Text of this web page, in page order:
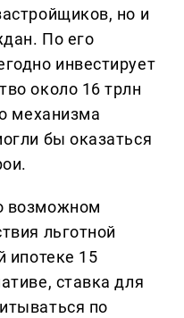
но и
По его
инвестирует
около 16 трлн
механизма
бы оказаться
возможном
льготной
ипотеке 15
ставка для
по